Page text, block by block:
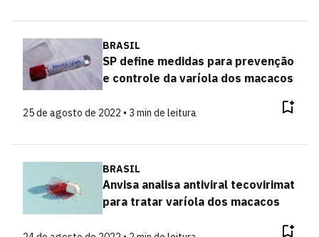
BRASIL
SP define medidas para prevenção
e controle da varíola dos macacos
25 de agosto de 2022 • 3 min de leitura
BRASIL
Anvisa analisa antiviral tecovirimat
para tratar varíola dos macacos